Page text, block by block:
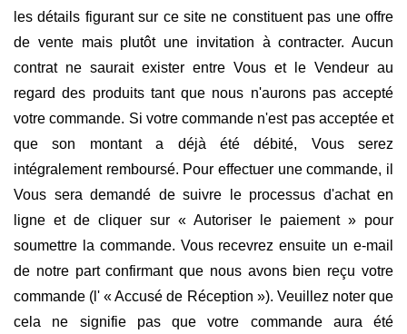
les détails figurant sur ce site ne constituent pas une offre
de vente mais plutôt une invitation à contracter. Aucun
contrat ne saurait exister entre Vous et le Vendeur au
regard des produits tant que nous n'aurons pas accepté
votre commande. Si votre commande n'est pas acceptée et
que son montant a déjà été débité, Vous serez
intégralement remboursé. Pour effectuer une commande, il
Vous sera demandé de suivre le processus d'achat en
ligne et de cliquer sur « Autoriser le paiement » pour
soumettre la commande. Vous recevrez ensuite un e-mail
de notre part confirmant que nous avons bien reçu votre
commande (l' « Accusé de Réception »). Veuillez noter que
cela ne signifie pas que votre commande aura été